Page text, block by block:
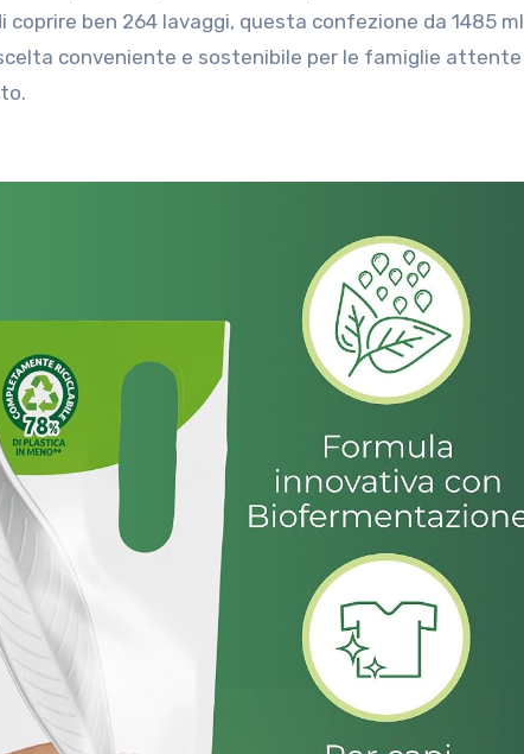
ben 264 lavaggi, questa confezione da 1485 ml
conveniente e sostenibile per le famiglie attente